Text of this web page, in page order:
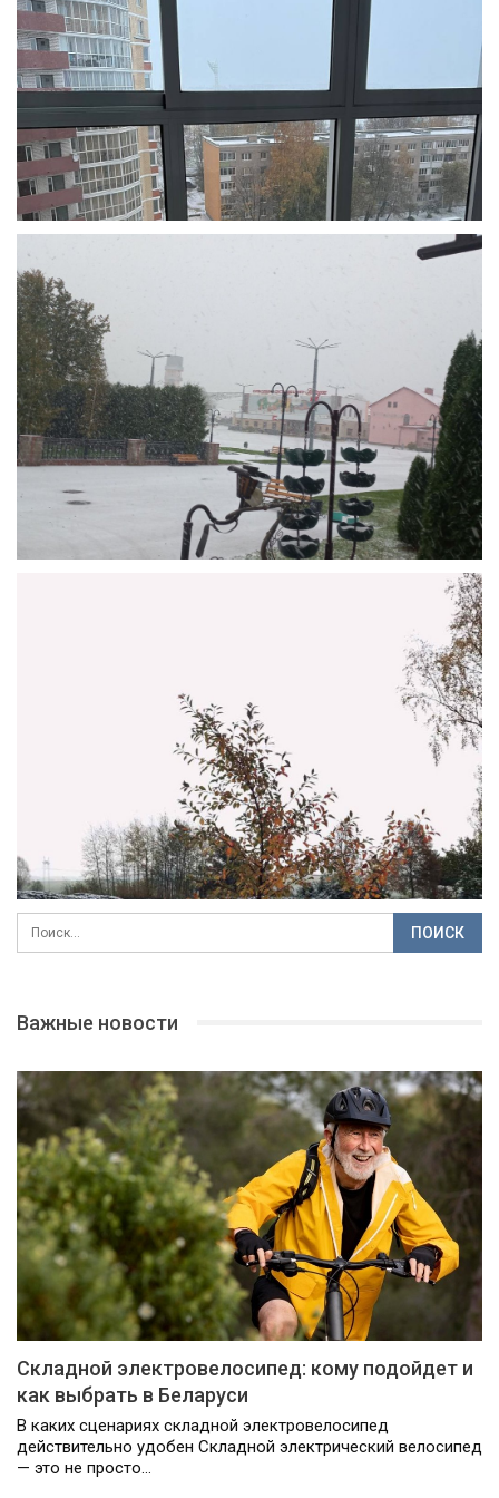
Важные новости
Складной электровелосипед: кому подойдет и
как выбрать в Беларуси
В каких сценариях складной электровелосипед
действительно удобен Складной электрический велосипед
— это не просто…